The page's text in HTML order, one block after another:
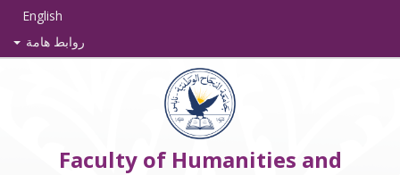
English
روابط هامة
Faculty of Humanities and